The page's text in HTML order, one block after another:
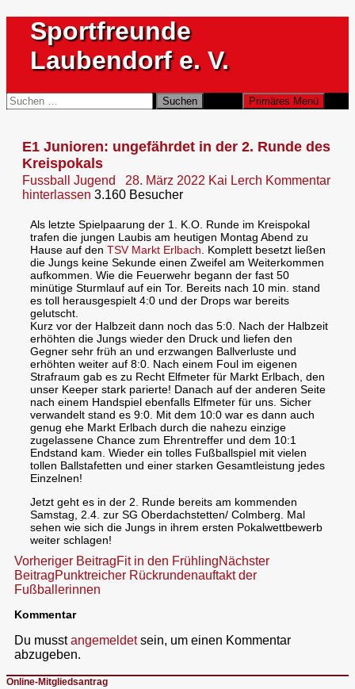
Inhalt
springen
Sportfreunde
Laubendorf e. V.
Suchen Primäres Menü
Suchen
nach:
E1 Junioren: ungefährdet in der 2. Runde des
Kreispokals
Fussball Jugend 28. März 2022 Kai Lerch Kommentar
hinterlassen 3.160 Besucher
Als letzte Spielpaarung der 1. K.O. Runde im Kreispokal
trafen die jungen Laubis am heutigen Montag Abend zu
Hause auf den TSV Markt Erlbach . Komplett besetzt ließen
die Jungs keine Sekunde einen Zweifel am Weiterkommen
aufkommen. Wie die Feuerwehr begann der fast 50
minütige Sturmlauf auf ein Tor. Bereits nach 10 min. stand
es toll herausgespielt 4:0 und der Drops war bereits
gelutscht.
Kurz vor der Halbzeit dann noch das 5:0. Nach der Halbzeit
erhöhten die Jungs wieder den Druck und liefen den
Gegner sehr früh an und erzwangen Ballverluste und
erhöhten weiter auf 8:0. Nach einem Foul im eigenen
Strafraum gab es zu Recht Elfmeter für Markt Erlbach, den
unser Keeper stark parierte! Danach auf der anderen Seite
nach einem Handspiel ebenfalls Elfmeter für uns. Sicher
verwandelt stand es 9:0. Mit dem 10:0 war es dann auch
genug ehe Markt Erlbach durch die nahezu einzige
zugelassene Chance zum Ehrentreffer und dem 10:1
Endstand kam. Wieder ein tolles Fußballspiel mit vielen
tollen Ballstafetten und einer starken Gesamtleistung jedes
Einzelnen!
Jetzt geht es in der 2. Runde bereits am kommenden
Samstag, 2.4. zur SG Oberdachstetten/ Colmberg. Mal
sehen wie sich die Jungs in ihrem ersten Pokalwettbewerb
weiter schlagen!
Beitragsnavigation
Vorheriger BeitragFit in den FrühlingNächster
BeitragPunktreicher Rückrundenauftakt der
Fußballerinnen
Kommentar
Du musstangemeldetsein, um einen Kommentar
abzugeben.
Online-Mitgliedsantrag